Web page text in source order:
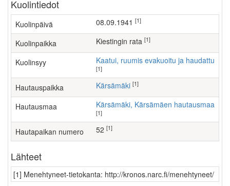
Kuolintiedot
Kuolinpäivä 08.09.1941 [1]
Kuolinpaikka Kiestingin rata [1]
Kuolinsyy Kaatui, ruumis evakuoitu ja haudattu
[1]
Hautauspaikka Kärsämäki [1]
Hautausmaa Kärsämäki, Kärsämäen hautausmaa
[1]
Hautapaikan numero 52 [1]
Lähteet
[1] Menehtyneet-tietokanta: http://kronos.narc.fi/menehtyneet/